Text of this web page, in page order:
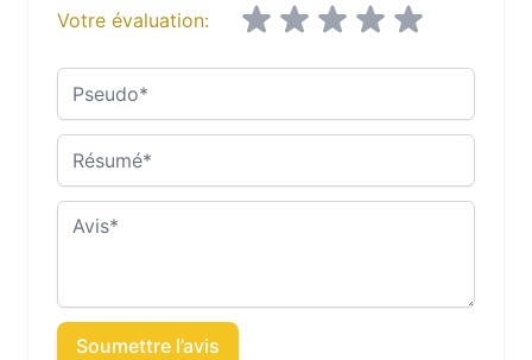
Votre évaluation:
Pseudo
Résumé
Avis
Soumettre l’avis